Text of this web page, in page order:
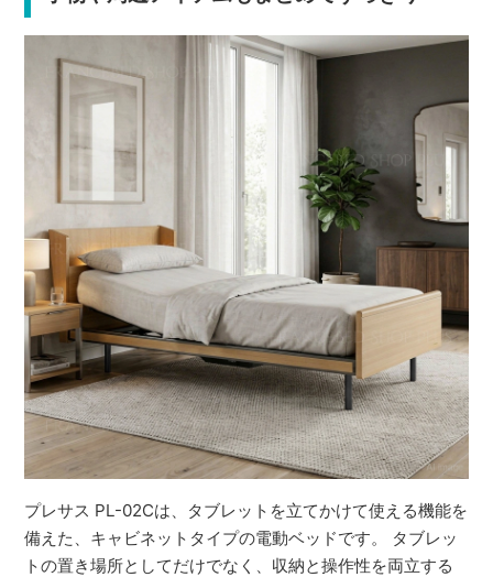
プレサス PL-02Cは、タブレットを立てかけて使える機能を
備えた、キャビネットタイプの電動ベッドです。 タブレッ
トの置き場所としてだけでなく、収納と操作性を両立する